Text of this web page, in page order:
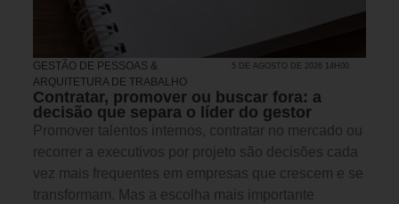
GESTÃO DE PESSOAS &
ARQUITETURA DE TRABALHO
5 DE AGOSTO DE 2026 14H00
Contratar, promover ou buscar fora: a
decisão que separa o líder do gestor
Promover talentos internos, contratar no mercado ou
recorrer a executivos por projeto são decisões cada
vez mais frequentes em empresas que crescem e se
transformam. Mas a escolha mais importante